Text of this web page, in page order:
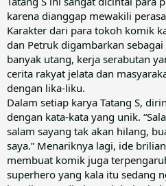
karena dianggap mewakili
Karakter dari para tokoh komik
dan Petruk digambarkan
banyak utang, kerja serabutan
cerita rakyat jelata dan
dengan lika-liku.
Dalam setiap karya Tatang S,
dengan kata-kata yang unik.
salam sayang tak akan hilang,
saya.” Menariknya lagi, ide
membuat komik juga
superhero yang kala itu sedang